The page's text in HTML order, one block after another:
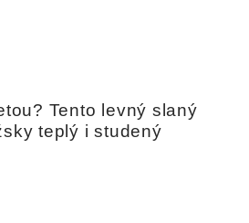
Tento levný slaný
teplý i studený